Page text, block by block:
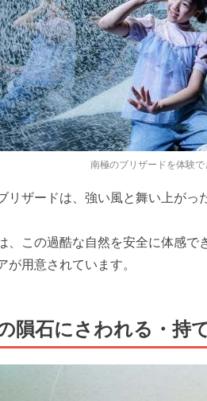
南極のブリザードを体験
リザードは、強い風と舞い上がっ
、この過酷な自然を安全に体感で
が用意されています。
隕石にさわれる・持